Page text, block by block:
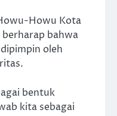
Howu Kota
berharap bahwa
oleh
bentuk
kita sebagai